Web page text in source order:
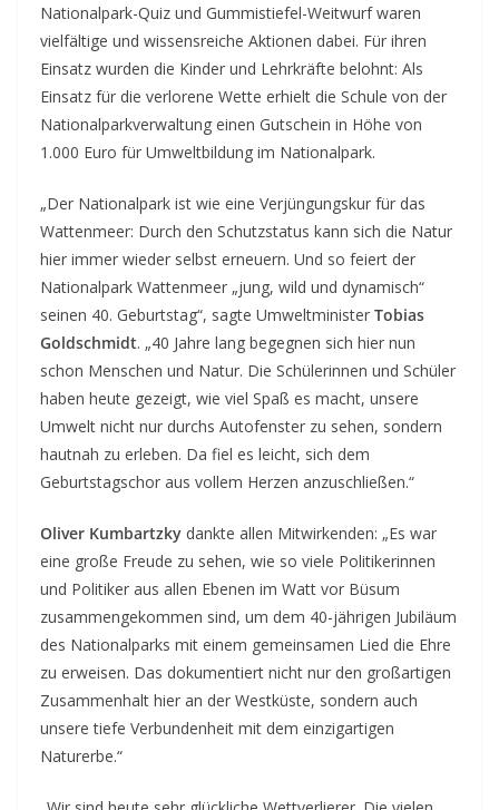
Nationalpark-Quiz und Gummistiefel-Weitwurf waren
vielfältige und wissensreiche Aktionen dabei. Für ihren
Einsatz wurden die Kinder und Lehrkräfte belohnt: Als
Einsatz für die verlorene Wette erhielt die Schule von der
Nationalparkverwaltung einen Gutschein in Höhe von
1.000 Euro für Umweltbildung im Nationalpark.
„Der Nationalpark ist wie eine Verjüngungskur für das
Wattenmeer: Durch den Schutzstatus kann sich die Natur
hier immer wieder selbst erneuern. Und so feiert der
Nationalpark Wattenmeer „jung, wild und dynamisch“
seinen 40. Geburtstag“, sagte Umweltminister Tobias
Goldschmidt. „40 Jahre lang begegnen sich hier nun
schon Menschen und Natur. Die Schülerinnen und Schüler
haben heute gezeigt, wie viel Spaß es macht, unsere
Umwelt nicht nur durchs Autofenster zu sehen, sondern
hautnah zu erleben. Da fiel es leicht, sich dem
Geburtstagschor aus vollem Herzen anzuschließen.“
Oliver Kumbartzky dankte allen Mitwirkenden: „Es war
eine große Freude zu sehen, wie so viele Politikerinnen
und Politiker aus allen Ebenen im Watt vor Büsum
zusammengekommen sind, um dem 40-jährigen Jubiläum
des Nationalparks mit einem gemeinsamen Lied die Ehre
zu erweisen. Das dokumentiert nicht nur den großartigen
Zusammenhalt hier an der Westküste, sondern auch
unsere tiefe Verbundenheit mit dem einzigartigen
Naturerbe.“